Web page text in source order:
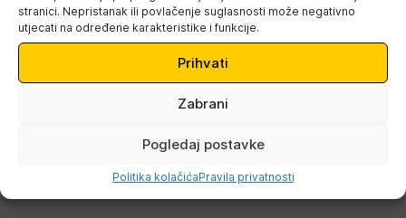
stranici. Nepristanak ili povlačenje suglasnosti može negativno
utjecati na određene karakteristike i funkcije.
Prihvati
Zabrani
Pogledaj postavke
Politika kolačićaPravila privatnosti
Stručno predavanje je održala profesorica Gordana
Šestić iz Hrvatske udruge tiflopedagoga.